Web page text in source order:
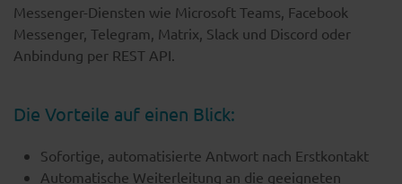
Messenger-Diensten wie Microsoft Teams, Facebook
Messenger, Telegram, Matrix, Slack und Discord oder
Anbindung per REST API.​
Die Vorteile auf einen Blick:
Sofortige, automatisierte Antwort nach Erstkontakt
Automatische Weiterleitung an die geeigneten